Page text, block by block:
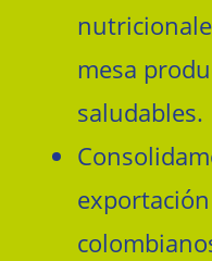
mesa
saludables.